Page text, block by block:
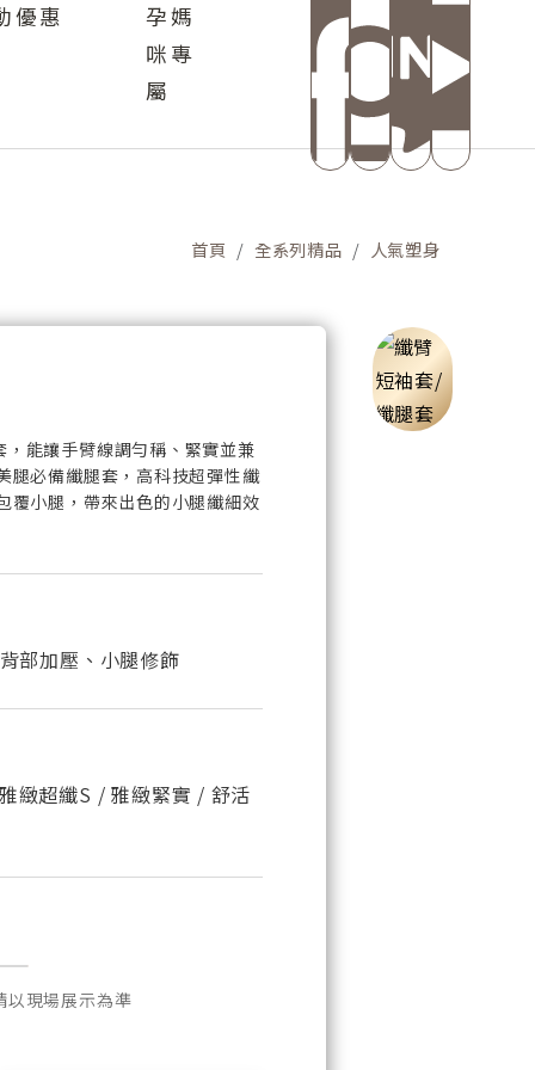
優惠
孕媽
咪專
屬
首頁 全系列精品 人氣塑身
能讓手臂線調勻稱、緊實並兼
腿必備纖腿套，高科技超彈性纖
覆小腿，帶來出色的小腿纖細效
部加壓、小腿修飾
緻超纖S / 雅緻緊實 / 舒活
以現場展示為準